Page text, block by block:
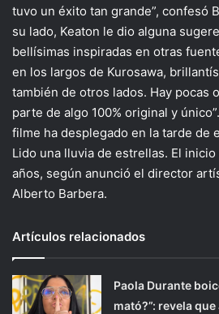
tuvo un éxito tan grande”, confesó
su lado, Keaton le dio alguna
bellísimas inspiradas en otras
en los largos de Kurosawa,
también de otros lados. Hay pocas
parte de algo 100% original y
filme ha desplegado en la tarde de
Lido una lluvia de estrellas. El
años, según anunció el director
Alberto Barbera.
Artículos relacionados
Paola Durante
mató?”: revela